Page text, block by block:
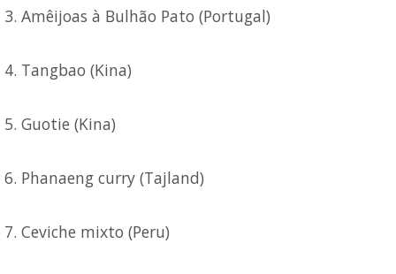
3. Amêijoas à Bulhão Pato (Portugal)
4. Tangbao (Kina)
5. Guotie (Kina)
6. Phanaeng curry (Tajland)
7. Ceviche mixto (Peru)